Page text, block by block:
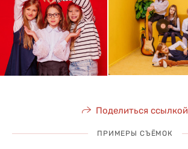
Поделиться ссылкой
ПРИМЕРЫ СЪЁМОК